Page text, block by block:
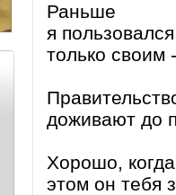
Раньше
я
только своим
доживают до
Хорошо,
этом он тебя